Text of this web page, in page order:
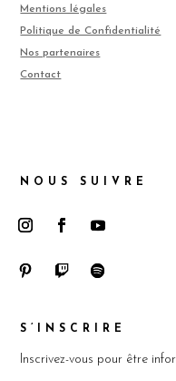
Mentions légales
Politique de Confidentialité
Nos partenaires
Contact
NOUS SUIVRE
S’INSCRIRE
Inscrivez-vous pour être